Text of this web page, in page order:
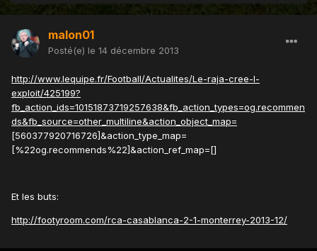
malon01
Posté(e) le 14 décembre 2013
http://www.lequipe.fr/Football/Actualites/Le-raja-cree-l-
exploit/425199?
fb_action_ids=10151873719257638&fb_action_types=og.recommen
ds&fb_source=other_multiline&action_object_map=
[560377920716726]&action_type_map=
[%22og.recommends%22]&action_ref_map=[]
Et les buts:
http://footyroom.com/rca-casablanca-2-1-monterrey-2013-12/